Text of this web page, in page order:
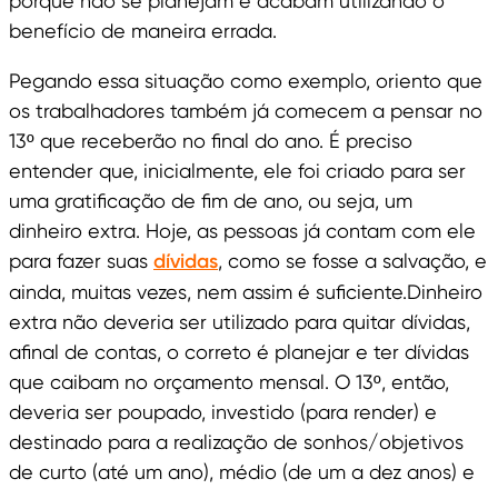
benefício de maneira errada.
Pegando essa situação como exemplo, oriento que
os trabalhadores também já comecem a pensar no
13º que receberão no final do ano. É preciso
entender que, inicialmente, ele foi criado para ser
uma gratificação de fim de ano, ou seja, um
dinheiro extra. Hoje, as pessoas já contam com ele
para fazer suas dívidas, como se fosse a salvação, e
ainda, muitas vezes, nem assim é suficiente.Dinheiro
extra não deveria ser utilizado para quitar dívidas,
afinal de contas, o correto é planejar e ter dívidas
que caibam no orçamento mensal. O 13º, então,
deveria ser poupado, investido (para render) e
destinado para a realização de sonhos/objetivos
de curto (até um ano), médio (de um a dez anos) e